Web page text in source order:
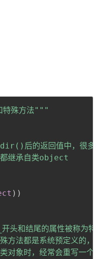
特殊方法"""
后的返回值中，很多属
继承自类object
) )
头和结尾的属性被称为特殊
方法都是系统预定义的，我
对象时，经常会重写一个